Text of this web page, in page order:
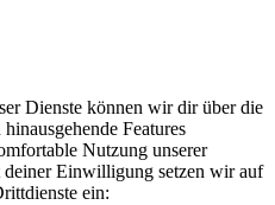
Dienste können wir dir über die
Features
Nutzung unserer
Einwilligung setzen wir auf
ein: